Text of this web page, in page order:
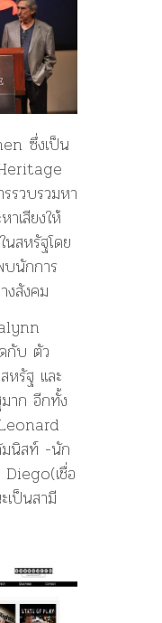
ซึ่งเป็น
รวบรวมหา
าเสียงให้
สหรัฐโดย
บนักการ
งสังคม
กับ ตัว
รัฐ เเละ
มาก อีกทั้ง
นิสท์ -นัก
เชื่อ
ป็นสามี